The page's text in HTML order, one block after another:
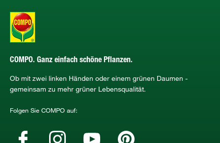
COMPO. Ganz einfach schöne Pflanzen.
Ob mit zwei linken Händen oder einem grünen Daumen -
gemeinsam zu mehr grüner Lebensqualität.
Folgen Sie COMPO auf: